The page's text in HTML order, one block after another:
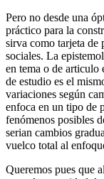
Pero no desde una
práctico para la
sirva como tarjeta de
sociales. La
en tema o de articulo
de estudio es el
variaciones según
enfoca en un tipo de
fenómenos posibles
serian cambios
vuelco total al
Queremos pues que